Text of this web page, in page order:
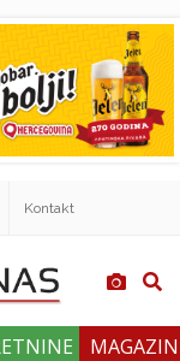
Kontakt